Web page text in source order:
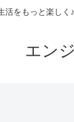
活をもっと楽しく
エン